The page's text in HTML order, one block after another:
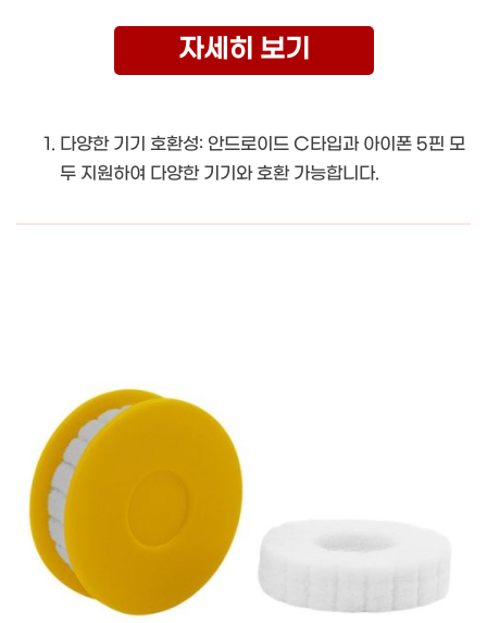
자세히 보기
다양한 기기 호환성: 안드로이드 C타입과 아이폰 5핀 모
두 지원하여 다양한 기기와 호환 가능합니다.